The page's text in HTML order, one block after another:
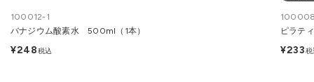
100012-1
バナジウム酸素水 500ml（1本）
¥248税込
ピラテ
¥233税